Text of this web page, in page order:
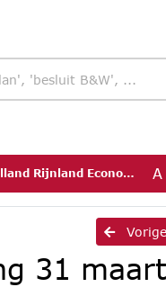
Leefomgeving 31 maart 2021.docx A
31 maart